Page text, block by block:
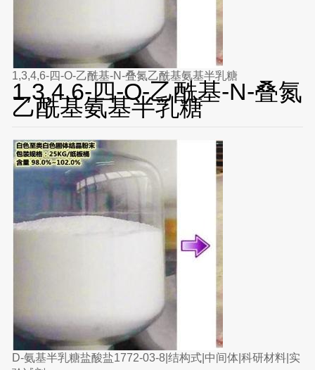
1,3,4,6-四-O-乙酰基-N-叠氮乙酰基氨基半乳糖
1,3,4,6-四-O-乙酰基-N-叠氮
乙酰基氨基半乳糖
D-氨基半乳糖盐酸盐1772-03-8|结构式|中间体|科研材料|实